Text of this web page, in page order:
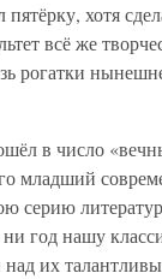
хотя
всё же
рогатки
в число
младший
серию
год нашу
над их